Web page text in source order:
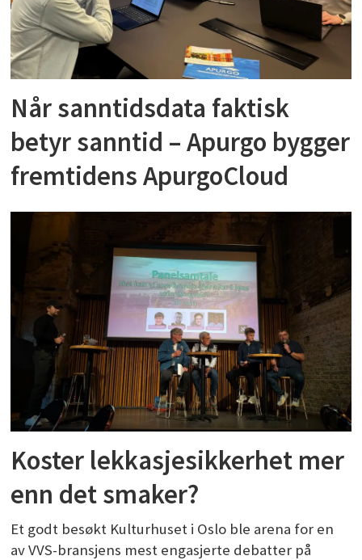
Når sanntidsdata faktisk
betyr sanntid – Apurgo bygger
fremtidens ApurgoCloud
Koster lekkasjesikkerhet mer
enn det smaker?
Et godt besøkt Kulturhuset i Oslo ble arena for en
av VVS-bransjens mest engasjerte debatter på